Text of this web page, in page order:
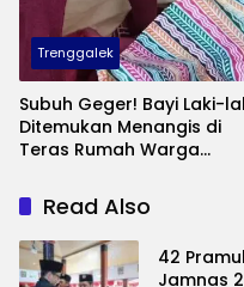
Trenggalek
Subuh Geger! Bayi Laki-
Ditemukan Menangis di
Teras Rumah Warga
Pelaku Pembuangan
Read Also
42
Jamnas